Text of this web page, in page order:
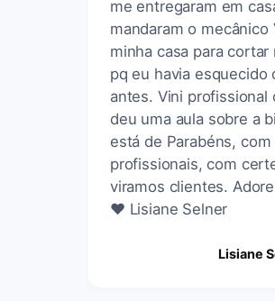
me entregaram em
mandaram o mecânico
minha casa para
pq eu havia esquecido
antes. Vini profissional
deu uma aula sobre a
está de Parabéns,
profissionais, com
viramos clientes.
❤️ Lisiane Selner
Lisiane